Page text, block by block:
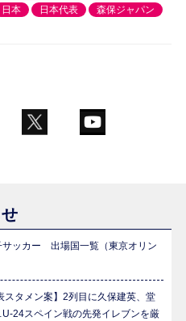
日本 日本代表
森保ジャパン
ッカー 出場国一覧（東京オリン
スタメン案】2列目に久保建英、堂
24スペイン戦の先発イレブンを厳